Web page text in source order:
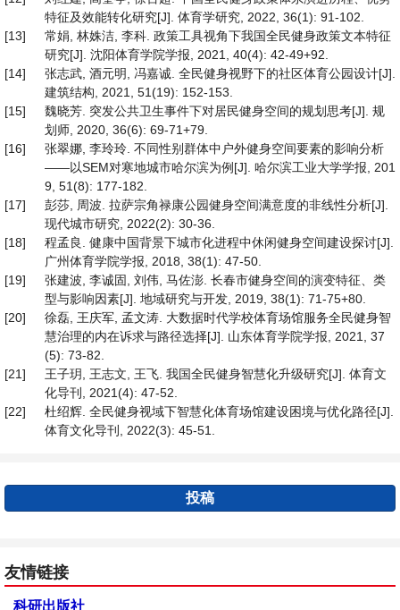
特征及效能转化研究[J]. 体育学研究, 2022, 36(1): 91-102.
[13]
常娟, 林姝洁, 李科. 政策工具视角下我国全民健身政策文本特征
研究[J]. 沈阳体育学院学报, 2021, 40(4): 42-49+92.
[14]
张志武, 酒元明, 冯嘉诚. 全民健身视野下的社区体育公园设计[J].
建筑结构, 2021, 51(19): 152-153.
[15]
魏晓芳. 突发公共卫生事件下对居民健身空间的规划思考[J]. 规
划师, 2020, 36(6): 69-71+79.
[16]
张翠娜, 李玲玲. 不同性别群体中户外健身空间要素的影响分析
——以SEM对寒地城市哈尔滨为例[J]. 哈尔滨工业大学学报, 201
9, 51(8): 177-182.
[17]
彭莎, 周波. 拉萨宗角禄康公园健身空间满意度的非线性分析[J].
现代城市研究, 2022(2): 30-36.
[18]
程孟良. 健康中国背景下城市化进程中休闲健身空间建设探讨[J].
广州体育学院学报, 2018, 38(1): 47-50.
[19]
张建波, 李诚固, 刘伟, 马佐澎. 长春市健身空间的演变特征、类
型与影响因素[J]. 地域研究与开发, 2019, 38(1): 71-75+80.
[20]
徐磊, 王庆军, 孟文涛. 大数据时代学校体育场馆服务全民健身智
慧治理的内在诉求与路径选择[J]. 山东体育学院学报, 2021, 37
(5): 73-82.
[21]
王子玥, 王志文, 王飞. 我国全民健身智慧化升级研究[J]. 体育文
化导刊, 2021(4): 47-52.
[22]
杜绍辉. 全民健身视域下智慧化体育场馆建设困境与优化路径[J].
体育文化导刊, 2022(3): 45-51.
投稿
友情链接
科研出版社